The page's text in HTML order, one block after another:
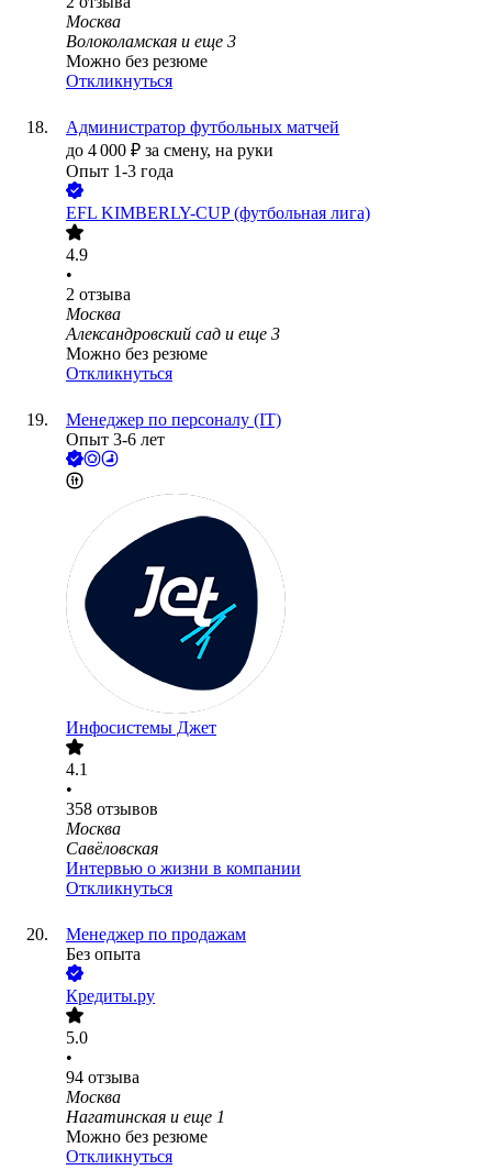
Москва
Волоколамская и еще 3
Можно без резюме
Откликнуться
Администратор футбольных матчей
до 4 000 ₽ за смену, на руки
Опыт 1-3 года
EFL KIMBERLY-CUP (футбольная лига)
4.9
•
2 отзыва
Москва
Александровский сад и еще 3
Можно без резюме
Откликнуться
Менеджер по персоналу (IT)
Опыт 3-6 лет
Инфосистемы Джет
4.1
•
358 отзывов
Москва
Савёловская
Интервью о жизни в компании
Откликнуться
Менеджер по продажам
Без опыта
Кредиты.ру
5.0
•
94 отзыва
Москва
Нагатинская и еще 1
Можно без резюме
Откликнуться